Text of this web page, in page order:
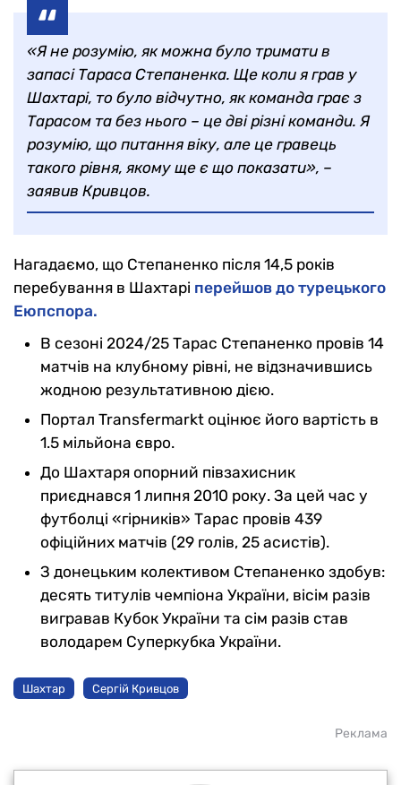
«Я не розумію, як можна було тримати в
запасі Тараса Степаненка. Ще коли я грав у
Шахтарі, то було відчутно, як команда грає з
Тарасом та без нього – це дві різні команди. Я
розумію, що питання віку, але це гравець
такого рівня, якому ще є що показати», –
заявив Кривцов.
Нагадаємо, що Степаненко після 14,5 років
перебування в Шахтарі перейшов до турецького
Еюпспора.
В сезоні 2024/25 Тарас Степаненко провів 14
матчів на клубному рівні, не відзначившись
жодною результативною дією.
Портал Transfermarkt оцінює його вартість в
1.5 мільйона євро.
До Шахтаря опорний півзахисник
приєднався 1 липня 2010 року. За цей час у
футболці «гірників» Тарас провів 439
офіційних матчів (29 голів, 25 асистів).
З донецьким колективом Степаненко здобув:
десять титулів чемпіона України, вісім разів
вигравав Кубок України та сім разів став
володарем Суперкубка України.
Шахтар Сергій Кривцов
Реклама